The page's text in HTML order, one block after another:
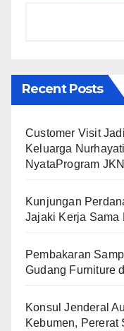
Recent Posts
Customer Visit
Keluarga
NyataProgram JKN
Kunjungan
Jajaki Kerja Sama
Pembakaran
Gudang Furniture
Konsul Jenderal
Kebumen, Pererat